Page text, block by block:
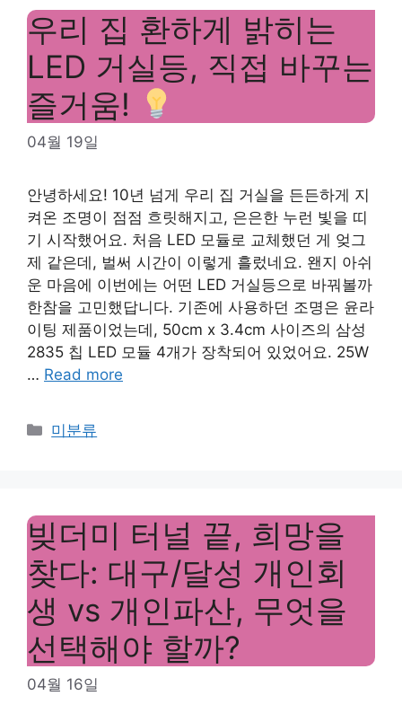
우리 집 환하게 밝히는
LED 거실등, 직접 바꾸는
즐거움!
04월 19일
안녕하세요! 10년 넘게 우리 집 거실을 든든하게 지
켜온 조명이 점점 흐릿해지고, 은은한 누런 빛을 띠
기 시작했어요. 처음 LED 모듈로 교체했던 게 엊그
제 같은데, 벌써 시간이 이렇게 흘렀네요. 왠지 아쉬
운 마음에 이번에는 어떤 LED 거실등으로 바꿔볼까
한참을 고민했답니다. 기존에 사용하던 조명은 윤라
이팅 제품이었는데, 50cm x 3.4cm 사이즈의 삼성
2835 칩 LED 모듈 4개가 장착되어 있었어요. 25W
… Read more
Categories
미분류
빚더미 터널 끝, 희망을
찾다: 대구/달성 개인회
생 vs 개인파산, 무엇을
선택해야 할까?
04월 16일